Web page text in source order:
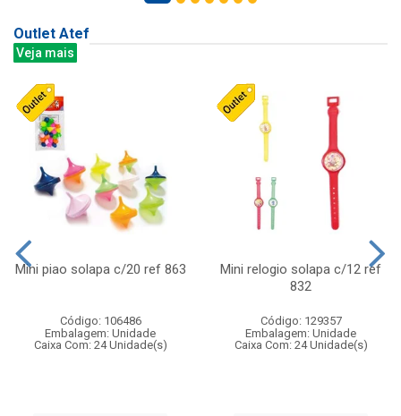
Outlet Atef
Veja mais
Mini piao solapa c/20 ref 863
Código: 106486
Embalagem: Unidade
Caixa Com: 24 Unidade(s)
Mini relogio solapa c/12 ref
832
Código: 129357
Embalagem: Unidade
Caixa Com: 24 Unidade(s)